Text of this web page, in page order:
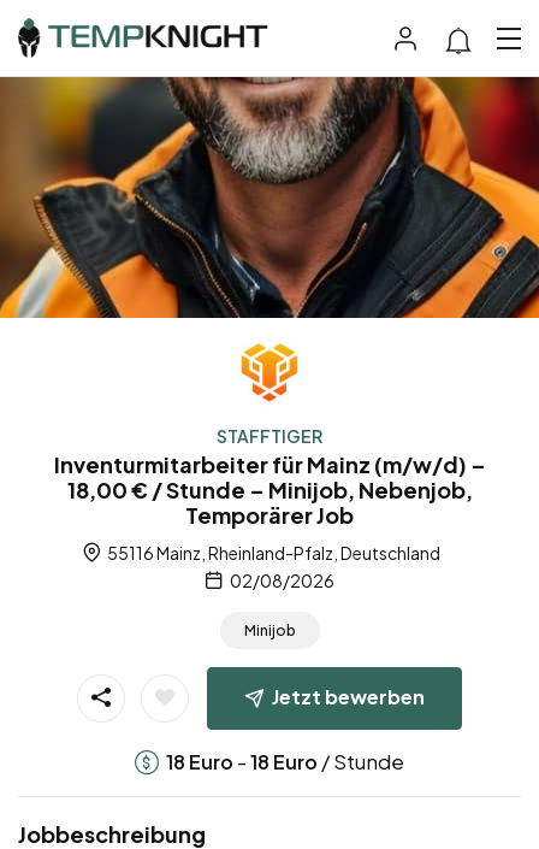
STAFFTIGER
Inventurmitarbeiter für Mainz (m/w/d) –
18,00 € / Stunde – Minijob, Nebenjob,
Temporärer Job
55116 Mainz, Rheinland-Pfalz, Deutschland
02/08/2026
Minijob
Jetzt bewerben
18 Euro -18 Euro / Stunde
Jobbeschreibung